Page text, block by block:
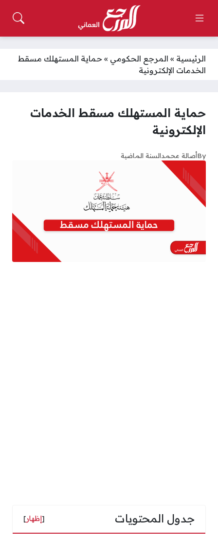
الرئيسية » المرجع الحكومي » حماية المستهلك مسقط
الخدمات الإلكترونية
حماية المستهلك مسقط الخدمات
الإلكترونية
Byأصالة محمدالسنة الماضية
جدول المحتويات [إظهار]